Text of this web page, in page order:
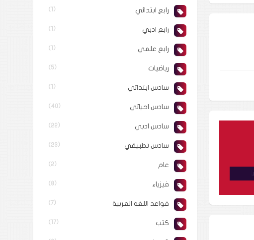
رابع ابتدائي (1)
رابع ادبي (1)
رابع علمي (1)
رياضيات (5)
سادس ابتدائي (1)
سادس احيائي (40)
سادس ادبي (22)
سادس تطبيقي (23)
عام (2)
فيزياء (8)
قواعد اللغة العربية (7)
كتب (17)